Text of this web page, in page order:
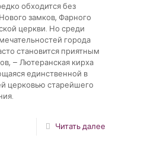
обходится без
замков, Фарного
церкви. Но среди
города
становится приятным
– Лютеранская кирха
единственной в
церковью старейшего
Читать далее